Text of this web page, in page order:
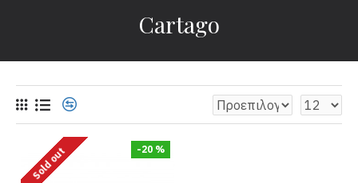
Cartago
-20 %
Sold out